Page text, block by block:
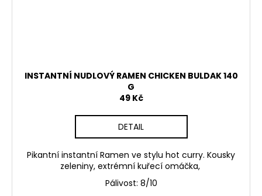
INSTANTNÍ NUDLOVÝ RAMEN CHICKEN BULDAK 140
G
49 Kč
DETAIL
Pikantní instantní Ramen ve stylu hot curry. Kousky
zeleniny, extrémní kuřecí omáčka,
Pálivost: 8/10